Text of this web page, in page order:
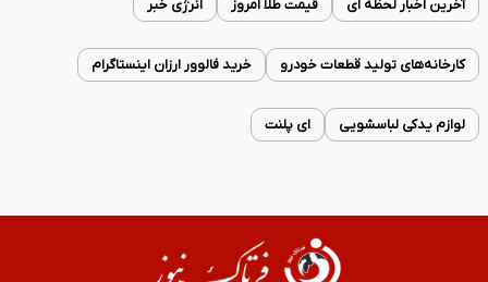
آخرین اخبار لحظه ای قیمت طلا امروز انرژی خبر
کارخانه‌های تولید قطعات خودرو خرید فالوور ارزان اینستاگرام
لوازم یدکی لباسشویی ای پلنت